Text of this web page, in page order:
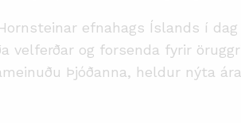
efnahags Íslands í
velferðar og forsenda fyrir
Þjóðanna, heldur nýta